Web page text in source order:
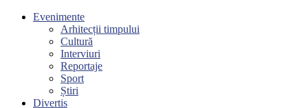
Evenimente
Arhitecții timpului
Cultură
Interviuri
Reportaje
Sport
Știri
Divertis